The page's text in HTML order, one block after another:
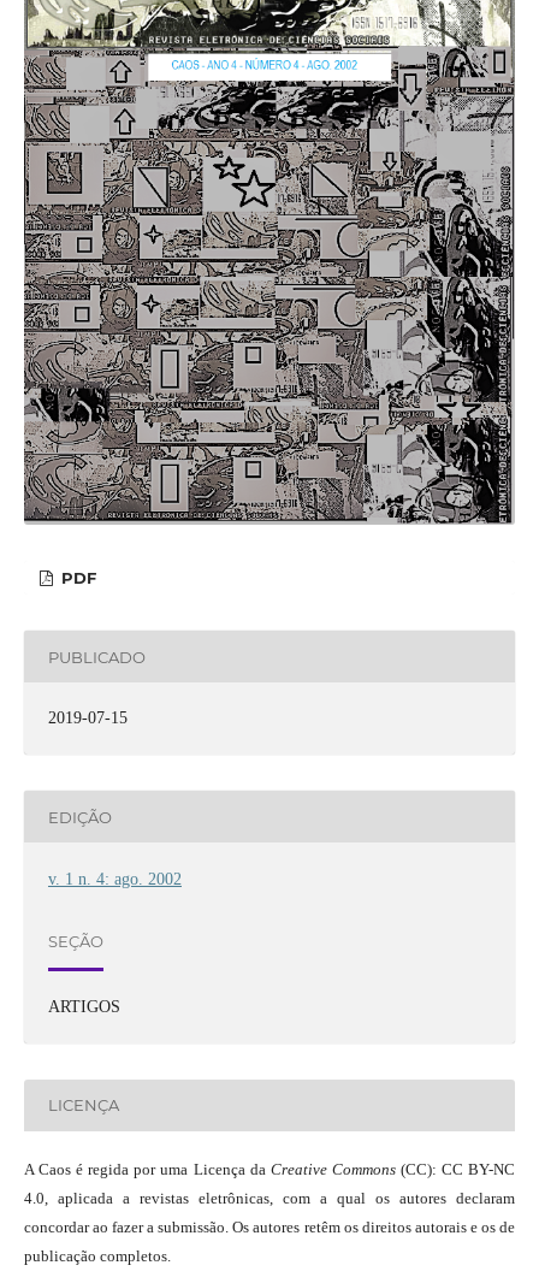
PDF
PUBLICADO
2019-07-15
EDIÇÃO
v. 1 n. 4: ago. 2002
SEÇÃO
ARTIGOS
LICENÇA
A Caos é regida por uma Licença da Creative Commons(CC): CC BY-NC
4.0, aplicada a revistas eletrônicas, com a qual os autores declaram
concordar ao fazer a submissão. Os autores retêm os direitos autorais e os de
publicação completos.